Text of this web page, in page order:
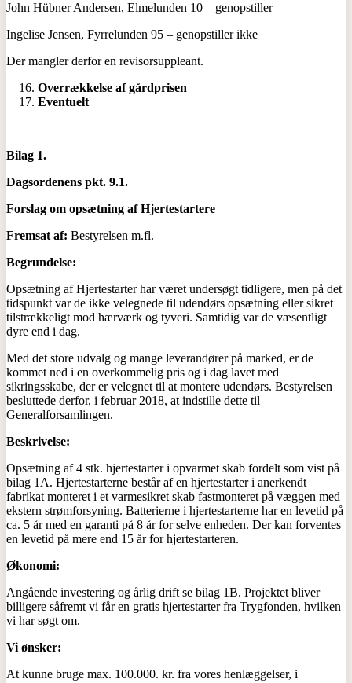
John Hübner Andersen, Elmelunden 10 – genopstiller
Ingelise Jensen, Fyrrelunden 95 – genopstiller ikke
Der mangler derfor en revisorsuppleant.
Overrækkelse af gårdprisen
Eventuelt
Bilag 1.
Dagsordenens pkt. 9.1.
Forslag om opsætning af Hjertestartere
Fremsat af: Bestyrelsen m.fl.
Begrundelse:
Opsætning af Hjertestarter har været undersøgt tidligere, men på det
tidspunkt var de ikke velegnede til udendørs opsætning eller sikret
tilstrækkeligt mod hærværk og tyveri. Samtidig var de væsentligt
dyre end i dag.
Med det store udvalg og mange leverandører på marked, er de
kommet ned i en overkommelig pris og i dag lavet med
sikringsskabe, der er velegnet til at montere udendørs. Bestyrelsen
besluttede derfor, i februar 2018, at indstille dette til
Generalforsamlingen.
Beskrivelse:
Opsætning af 4 stk. hjertestarter i opvarmet skab fordelt som vist på
bilag 1A. Hjertestarterne består af en hjertestarter i anerkendt
fabrikat monteret i et varmesikret skab fastmonteret på væggen med
ekstern strømforsyning. Batterierne i hjertestarterne har en levetid på
ca. 5 år med en garanti på 8 år for selve enheden. Der kan forventes
en levetid på mere end 15 år for hjertestarteren.
Økonomi:
Angående investering og årlig drift se bilag 1B. Projektet bliver
billigere såfremt vi får en gratis hjertestarter fra Trygfonden, hvilken
vi har søgt om.
Vi ønsker:
At kunne bruge max. 100.000. kr. fra vores henlæggelser, i